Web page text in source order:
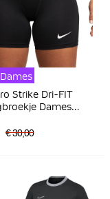
Dames
Strike Dri-FIT
Dames
€ 30,00